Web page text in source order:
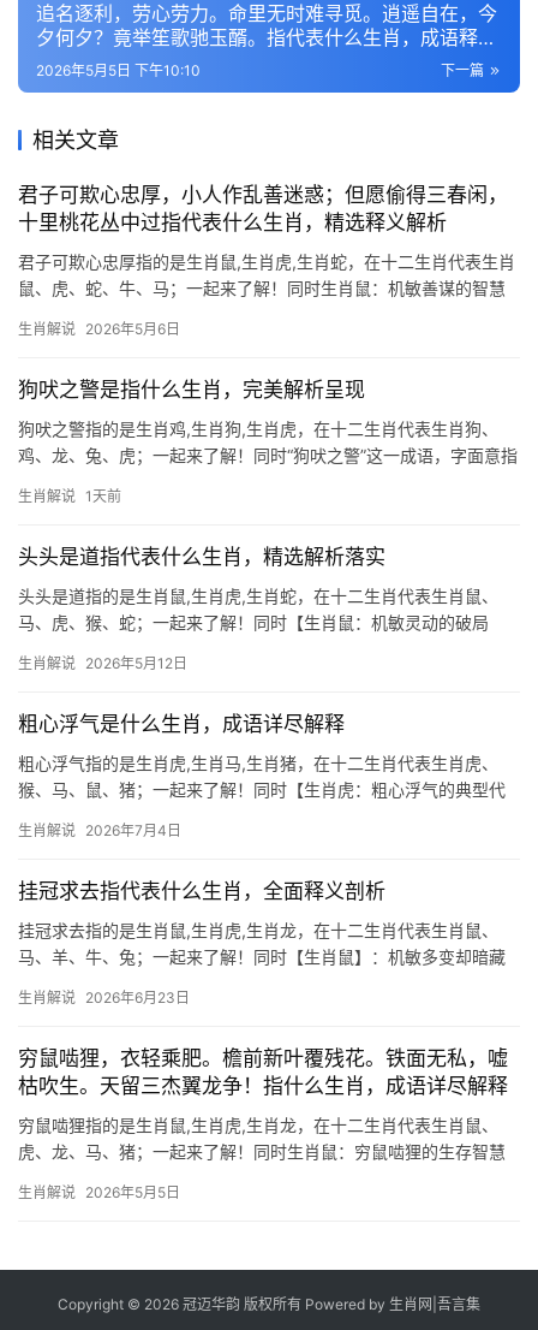
追名逐利，劳心劳力。命里无时难寻觅。逍遥自在，今
夕何夕？竟举笙歌驰玉醑。指代表什么生肖，成语释义
解答
下一篇
2026年5月5日 下午10:10
相关文章
君子可欺心忠厚，小人作乱善迷惑；但愿偷得三春闲，
十里桃花丛中过指代表什么生肖，精选释义解析
君子可欺心忠厚指的是生肖鼠,生肖虎,生肖蛇，在十二生肖代表生肖
鼠、虎、蛇、牛、马；一起来了解！同时生肖鼠：机敏善谋的智慧
命运缩影，鼠为十二生肖之首，天生聪慧机敏，却常因过于灵活而
生肖解说 2026年5月6日
狗吠之警是指什么生肖，完美解析呈现
狗吠之警指的是生肖鸡,生肖狗,生肖虎，在十二生肖代表生肖狗、
鸡、龙、兔、虎；一起来了解！同时“狗吠之警”这一成语，字面意指
中，生肖狗与生肖鸡常被关联此典故——生肖狗忠诚警觉，象征对
生肖解说 1天前
头头是道指代表什么生肖，精选解析落实
头头是道指的是生肖鼠,生肖虎,生肖蛇，在十二生肖代表生肖鼠、
马、虎、猴、蛇；一起来了解！同时【生肖鼠：机敏灵动的破局
柳暗花明之象极为难得，29岁至51岁者易遇项目被抢、团队停滞之
生肖解说 2026年5月12日
粗心浮气是什么生肖，成语详尽解释
粗心浮气指的是生肖虎,生肖马,生肖猪，在十二生肖代表生肖虎、
猴、马、鼠、猪；一起来了解！同时【生肖虎：粗心浮气的典型代
尤为关键，下半年易因冲动决策破财不止，事业上恐遭小人打压，
生肖解说 2026年7月4日
挂冠求去指代表什么生肖，全面释义剖析
挂冠求去指的是生肖鼠,生肖虎,生肖龙，在十二生肖代表生肖鼠、
马、羊、牛、兔；一起来了解！同时【生肖鼠】：机敏多变却暗藏
“驿马”星推动，29岁至41岁者易得异地机遇，但团队内部暗流涌
生肖解说 2026年6月23日
穷鼠啮狸，衣轻乘肥。檐前新叶覆残花。铁面无私，嘘
枯吹生。天留三杰翼龙争！指什么生肖，成语详尽解释
穷鼠啮狸指的是生肖鼠,生肖虎,生肖龙，在十二生肖代表生肖鼠、
虎、龙、马、猪；一起来了解！同时生肖鼠：穷鼠啮狸的生存智慧
这看似弱小的生灵，实则暗藏“以弱胜强”的命理玄机，2024甲辰
生肖解说 2026年5月5日
Copyright © 2026 冠迈华韵 版权所有 Powered by 生肖网 吾言集